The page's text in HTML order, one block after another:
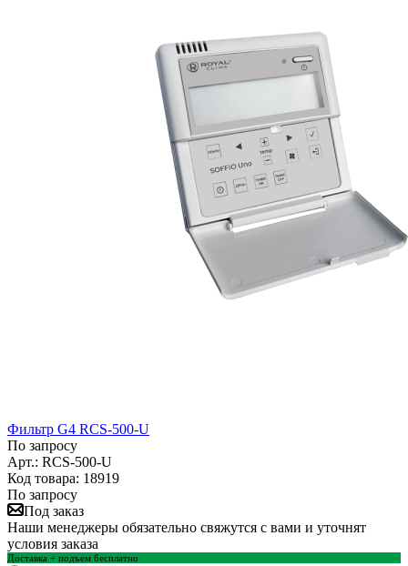
Фильтр G4 RCS-500-U
По запросу
Арт.: RCS-500-U
Код товара: 18919
По запросу
Под заказ
Наши менеджеры обязательно свяжутся с вами и уточнят
условия заказа
Доставка + подъем бесплатно